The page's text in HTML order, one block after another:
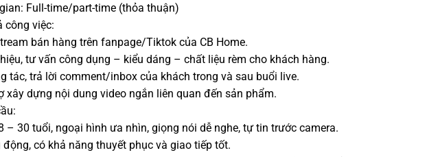
Full-time/part-time (thỏa thuận)
công việc:
bán hàng trên fanpage/Tiktok của CB Home.
tư vấn công dụng – kiểu dáng – chất liệu rèm cho khách hàng.
tác, trả lời comment/inbox của khách trong và sau buổi live.
xây dựng nội dung video ngắn liên quan đến sản phẩm.
– 30 tuổi, ngoại hình ưa nhìn, giọng nói dễ nghe, tự tin trước camera.
động, có khả năng thuyết phục và giao tiếp tốt.